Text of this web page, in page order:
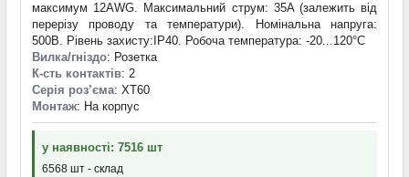
максимум 12AWG. Максимальний струм: 35A (залежить від
перерізу проводу та температури). Номінальна напруга:
500В. Рівень захисту:IP40. Робоча температура: -20...120°C
Вилка/гніздо: Розетка
К-сть контактів: 2
Серія роз’єма: XT60
Монтаж: На корпус
у наявності: 7516 шт
6568 шт - склад